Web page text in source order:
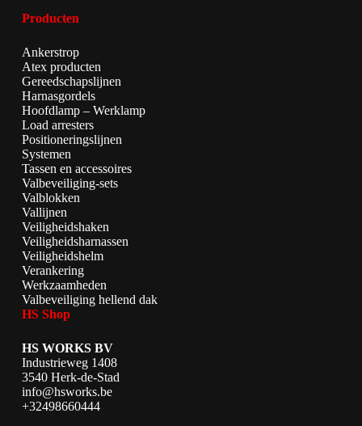
Producten
Ankerstrop
Atex producten
Gereedschapslijnen
Harnasgordels
Hoofdlamp – Werklamp
Load arresters
Positioneringslijnen
Systemen
Tassen en accessoires
Valbeveiliging-sets
Valblokken
Vallijnen
Veiligheidshaken
Veiligheidsharnassen
Veiligheidshelm
Verankering
Werkzaamheden
Valbeveiliging hellend dak
HS Shop
HS WORKS BV
Industrieweg 1408
3540 Herk-de-Stad
info@hsworks.be
+32498660444